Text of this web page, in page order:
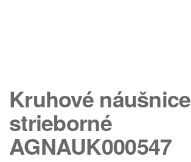
Kruhové náušnice
strieborné
AGNAUK000547